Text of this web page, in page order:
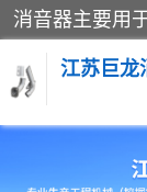
江苏巨龙